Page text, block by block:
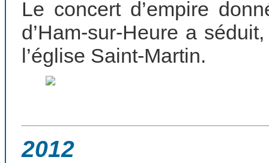
Le concert d’empire
d’Ham-sur-Heure a
l’église Saint-Martin.
2012